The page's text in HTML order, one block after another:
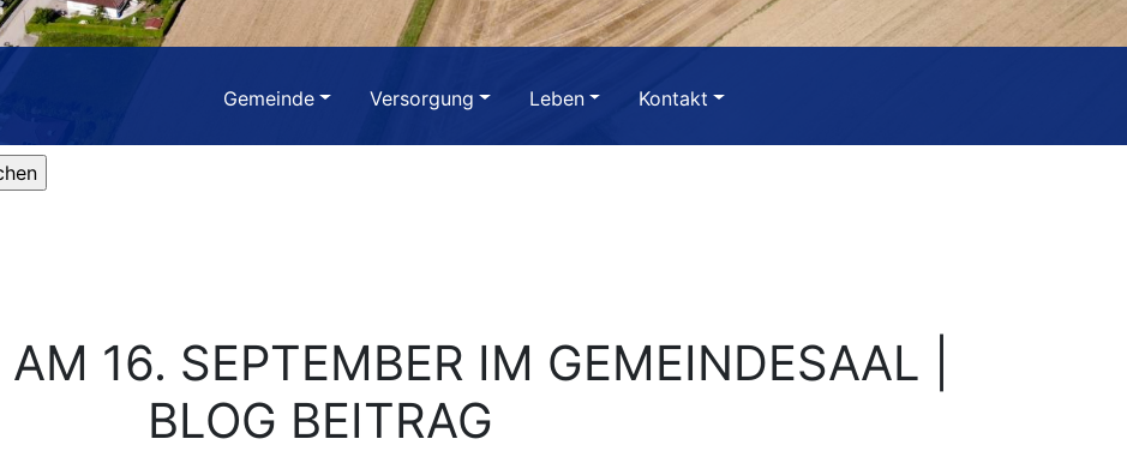
Gemeinde Versorgung Leben Kontakt
16. SEPTEMBER IM GEMEINDESAAL |
BLOG BEITRAG